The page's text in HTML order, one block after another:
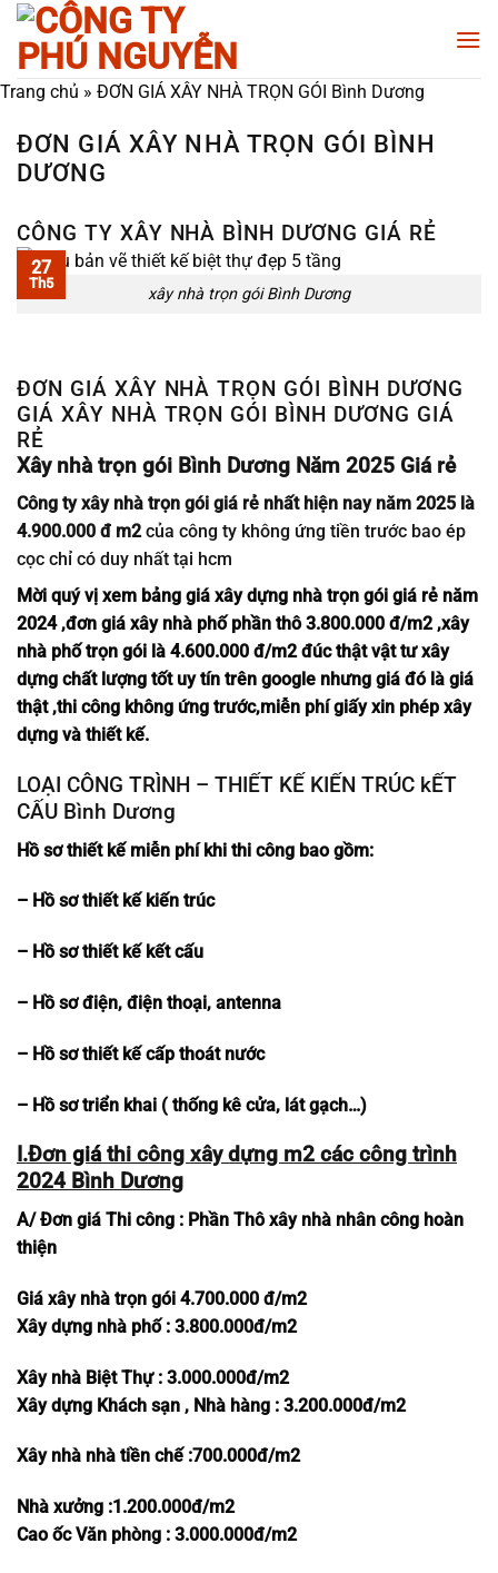
Chuyển
đến
nội
dung
Trang chủ » ĐƠN GIÁ XÂY NHÀ TRỌN GÓI Bình Dương
ĐƠN GIÁ XÂY NHÀ TRỌN GÓI BÌNH
DƯƠNG
CÔNG TY XÂY NHÀ BÌNH DƯƠNG GIÁ RẺ
xây nhà trọn gói Bình Dương
27
Th5
ĐƠN GIÁ XÂY NHÀ TRỌN GÓI BÌNH DƯƠNG
GIÁ XÂY NHÀ TRỌN GÓI BÌNH DƯƠNG GIÁ
RẺ
Xây nhà trọn gói Bình Dương Năm 2025 Giá rẻ
Công ty xây nhà trọn gói giá rẻ nhất hiện nay năm 2025 là
4.900.000 đ m2của công ty không ứng tiền trước bao ép
cọc chỉ có duy nhất tại hcm
Mời quý vị xem bảng giá xây dựng nhà trọn gói giá rẻ năm
2024 ,đơn giá xây nhà phố phần thô 3.800.000 đ/m2 ,xây
nhà phố trọn gói là 4.600.000 đ/m2 đúc thật vật tư xây
dựng chất lượng tốt uy tín trên google nhưng giá đó là giá
thật ,thi công không ứng trước,miễn phí giấy xin phép xây
dựng và thiết kế.
LOẠI CÔNG TRÌNH – THIẾT KẾ KIẾN TRÚC kẾT
CẤU Bình Dương
Hồ sơ thiết kế miễn phí khi thi công bao gồm:
– Hồ sơ thiết kế kiến trúc
– Hồ sơ thiết kế kết cấu
– Hồ sơ điện, điện thoại, antenna
– Hồ sơ thiết kế cấp thoát nước
– Hồ sơ triển khai ( thống kê cửa, lát gạch…)
I.Đơn giáthi công xây dựng m2 các công trình
2024 Bình Dương
A/ Đơn giá Thi công : Phần Thô xây nhà nhân công hoàn
thiện
Giá xây nhà trọn gói 4.700.000 đ/m2
Xây dựng nhà phố : 3.800.000đ/m2
Xây nhà Biệt Thự : 3.000.000đ/m2
Xây dựng Khách sạn , Nhà hàng : 3.200.000đ/m2
Xây nhà nhà tiền chế :700.000đ/m2
Nhà xưởng :1.200.000đ/m2
Cao ốc Văn phòng : 3.000.000đ/m2